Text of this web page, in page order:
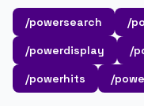
/powersearch /
/powerdisplay
/
/powerhits
/